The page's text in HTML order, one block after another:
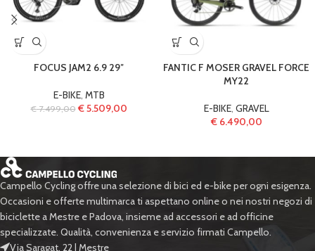
FOCUS JAM2 6.9 29″
E-BIKE, MTB
€7.499,00 €5.509,00
FANTIC F MOSER GRAVEL FORCE
MY22
E-BIKE, GRAVEL
€6.490,00
Campello Cycling offre una selezione di bici ed e-bike per ogni esigenza.
Occasioni e offerte multimarca ti aspettano online o nei nostri negozi di
biciclette a Mestre e Padova, insieme ad accessori e ad officine
specializzate. Qualità, convenienza e servizio firmati Campello.
Via Saragat, 22 | Mestre